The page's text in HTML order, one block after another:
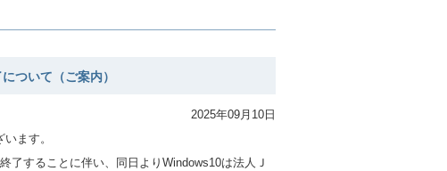
ついて（ご案内）
2025年09月10日
ます。
することに伴い、同日よりWindows10は法人Ｊ